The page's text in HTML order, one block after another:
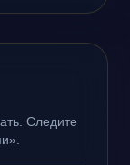
Следите